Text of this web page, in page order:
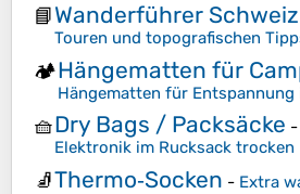
📘Wanderführer Schweiz
Touren und topografischen
🏕️Hängematten für
Hängematten für Entspannung
🧺Dry Bags / Packsäcke -
Elektronik im Rucksack trocken
🧦Thermo‑Socken - Extra